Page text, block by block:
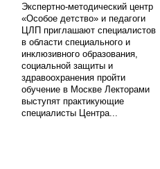
Экспертно-методический центр
«Особое детство» и педагоги
ЦЛП приглашают специалистов
в области специального и
инклюзивного образования,
социальной защиты и
здравоохранения пройти
обучение в Москве Лекторами
выступят практикующие
специалисты Центра...